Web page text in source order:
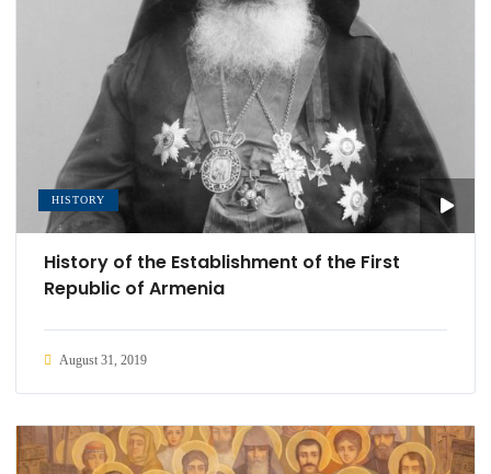
HISTORY
History of the Establishment of the First
Republic of Armenia
August 31, 2019